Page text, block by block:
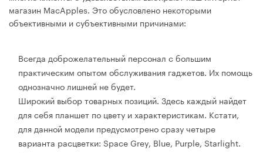
магазин MacApples. Это обусловлено некоторыми
объективными и субъективными причинами:
Всегда доброжелательный персонал с большим
практическим опытом обслуживания гаджетов. Их помощь
однозначно лишней не будет.
Широкий выбор товарных позиций. Здесь каждый найдет
для себя планшет по цвету и характеристикам. Кстати,
для данной модели предусмотрено сразу четыре
варианта расцветки: Space Grey, Blue, Purple, Starlight.